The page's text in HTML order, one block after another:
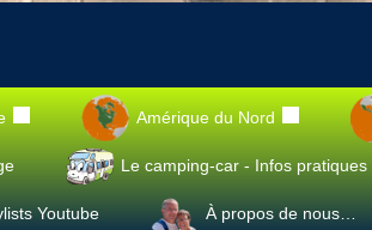
Amérique du Nord
Le camping-car - Infos pratiques
Youtube À propos de nous…